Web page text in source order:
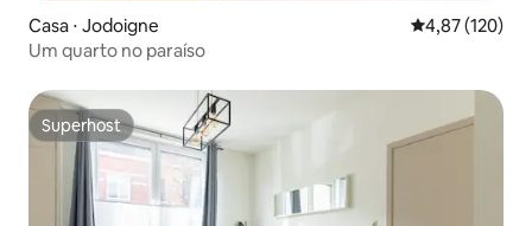
Casa ⋅ Jodoigne 4,87 de uma
4,87 (120)
Um quarto no paraíso
Superhost
Superhost